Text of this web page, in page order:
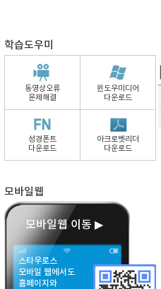
학습도우미
동영상오류
문제해결
윈도우미디어
다운로드
성경폰트
다운로드
아크로벳리더
다운로드
모바일웹
모바일웹 이동 ▶
스타우로스
모바일 웹에서도
홈페이지와